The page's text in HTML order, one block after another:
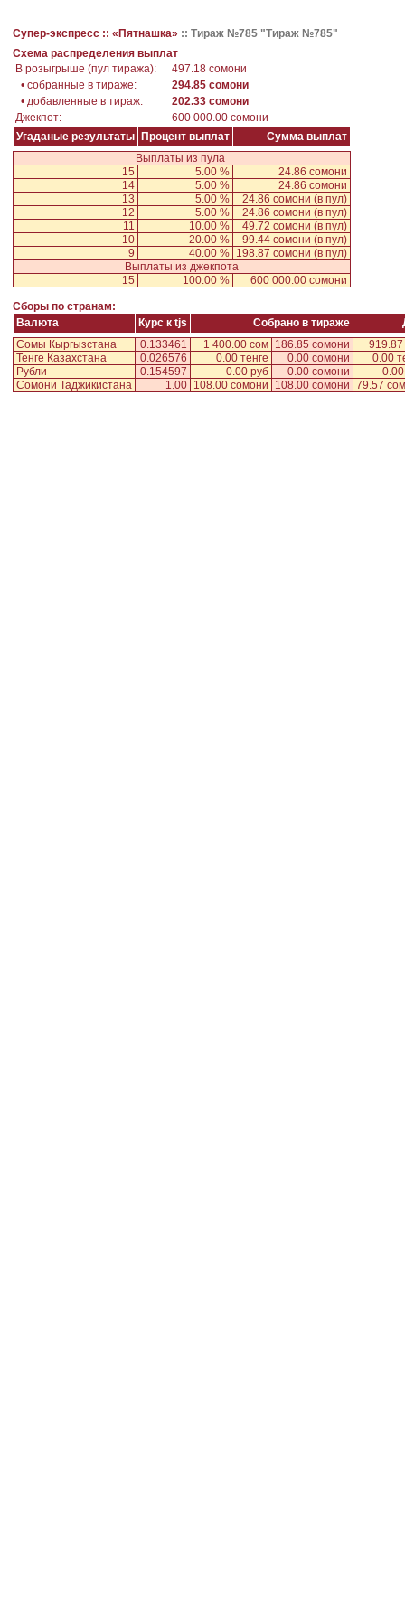
Супер-экспресс :: «Пятнашка» :: Тираж №785 "Тираж №785"
Схема распределения выплат
В розыгрыше (пул тиража):
497.18 сомони
• собранные в тираже:
294.85 сомони
• добавленные в тираж:
202.33 сомони
Джекпот:
600 000.00 сомони
Угаданые результаты
Процент выплат
Сумма выплат
Выплаты из пула
15
5.00 %
24.86 сомони
14
5.00 %
24.86 сомони
13
5.00 % 24.86 сомони (в пул)
12
5.00 % 24.86 сомони (в пул)
11
10.00 % 49.72 сомони (в пул)
10
20.00 % 99.44 сомони (в пул)
9
40.00 % 198.87 сомони (в пул)
Выплаты из джекпота
15
100.00 % 600 000.00 сомони
Сборы по странам:
Валюта
Курс к tjs Собрано в тираже
Сомы Кыргызстана
0.133461 1 400.00 сом 186.85 сомони
Тенге Казахстана
0.026576 0.00 тенге 0.00 сомони
0.00
Рубли
0.154597 0.00 руб 0.00 сомони
Сомони Таджикистана
1.00 108.00 сомони 108.00 сомони 79.57